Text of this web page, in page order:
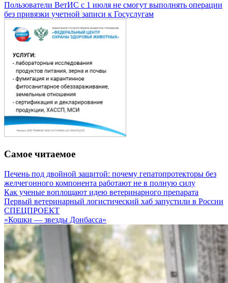
Пользователи ВетИС с 1 июля не смогут выполнять операции
без привязки учетной записи к Госуслугам
Самое читаемое
Печень под двойной защитой: почему гепатопротекторы без
желчегонного компонента работают не в полную силу
Как ученые воплощают идею ветеринарного препарата
Первый ветеринарный логистический хаб запустили в России
СПЕЦПРОЕКТ
«Кошки — звезды Донбасса»